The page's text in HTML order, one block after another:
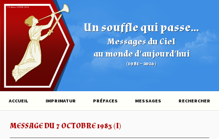
Un souffle qui passe...
Messages du Ciel
au monde d'aujourd'hui
(1981 – 2026)
© Éditions HOVINE (2026)
ACCUEIL IMPRIMATUR PRÉFACES MESSAGES RECHERCHER
MESSAGE DU 7 OCTOBRE 1983 (I)